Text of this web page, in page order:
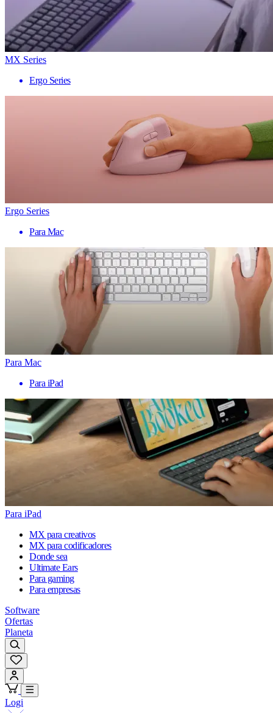
MX Series
Ergo Series
Ergo Series
Para Mac
Para Mac
Para iPad
Para iPad
MX para creativos
MX para codificadores
Donde sea
Ultimate Ears
Para gaming
Para empresas
Software
Ofertas
Planeta
Logi